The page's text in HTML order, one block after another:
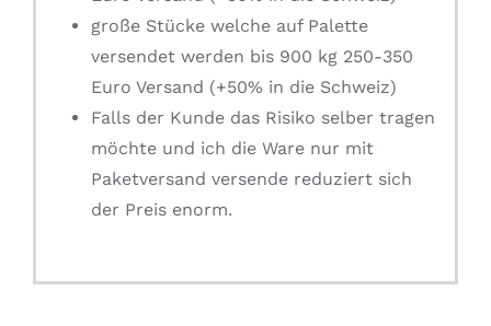
große Stücke welche auf Palette
versendet werden bis 900 kg 250-350
Euro Versand (+50% in die Schweiz)
Falls der Kunde das Risiko selber tragen
möchte und ich die Ware nur mit
Paketversand versende reduziert sich
der Preis enorm.